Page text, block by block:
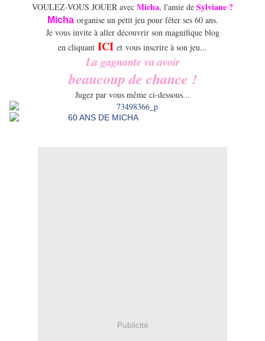
VOULEZ-VOUS JOUER avec Micha, l'amie de Sylviane ?
Michaorganise un petit jeu pour fêter ses 60 ans.
Je vous invite à aller découvrir son magnifique blog
en cliquant ICI et vous inscrire à son jeu...
La gagnante va avoir
beaucoup de chance !
Jugez par vous même ci-dessous...
Publicité